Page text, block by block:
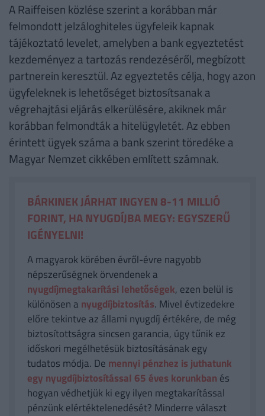
A Raiffeisen közlése szerint a korábban már
felmondott jelzáloghiteles ügyfeleik kapnak
tájékoztató levelet, amelyben a bank egyeztetést
kezdeményez a tartozás rendezéséről, megbízott
partnerein keresztül. Az egyeztetés célja, hogy azon
ügyfeleknek is lehetőséget biztosítsanak a
végrehajtási eljárás elkerülésére, akiknek már
korábban felmondták a hitelügyletét. Az ebben
érintett ügyek száma a bank szerint töredéke a
Magyar Nemzet cikkében említett számnak.
BÁRKINEK JÁRHAT INGYEN 8-11 MILLIÓ
FORINT, HA NYUGDÍJBA MEGY: EGYSZERŰ
IGÉNYELNI!
A magyarok körében évről-évre nagyobb
népszerűségnek örvendenek a
nyugdíjmegtakarítási lehetőségek, ezen belül is
különösen a nyugdíjbiztosítás. Mivel évtizedekre
előre tekintve az állami nyugdíj értékére, de még
biztosítottságra sincsen garancia, úgy tűnik ez
időskori megélhetésük biztosításának egy
tudatos módja. De mennyi pénzhez is juthatunk
egy nyugdíjbiztosítással 65 éves korunkban és
hogyan védhetjük ki egy ilyen megtakarítással
pénzünk elértéktelenedését? Minderre választ